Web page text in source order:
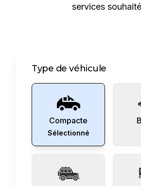
services
Type de véhicule
Compacte
Sélectionné